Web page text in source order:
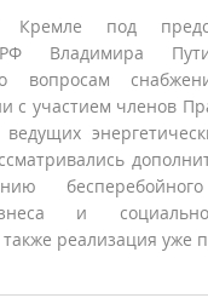
под
РФ Владимира
вопросам
с участием членов
ведущих
и
также реализация уже